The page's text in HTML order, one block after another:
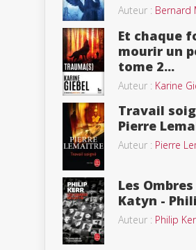
Auteur : Bernard
Et chaque
mourir un
tome 2...
Auteur : Karine
Travail
Pierre
Auteur : Pierre
Les
Katyn -
Auteur : Philip